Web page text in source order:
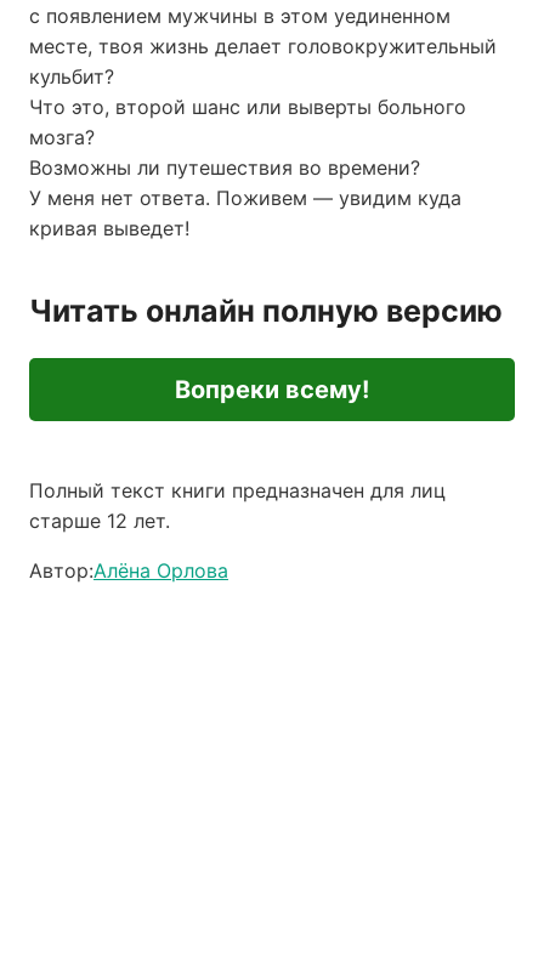
с появлением мужчины в этом уединенном
месте, твоя жизнь делает головокружительный
кульбит?
Что это, второй шанс или выверты больного
мозга?
Возможны ли путешествия во времени?
У меня нет ответа. Поживем — увидим куда
кривая выведет!
Читать онлайн полную версию
Вопреки всему!
Полный текст книги предназначен для лиц
старше 12 лет.
Автор:Алёна Орлова